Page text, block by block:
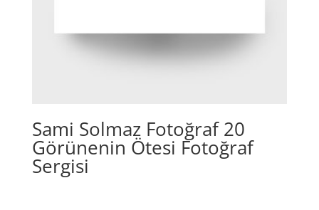
Sami Solmaz Fotoğraf 20
Görünenin Ötesi Fotoğraf
Sergisi